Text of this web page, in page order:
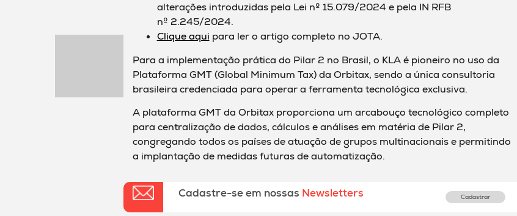
alterações introduzidas pela Lei nº 15.079/2024 e pela IN RFB
nº 2.245/2024.
Clique aqui para ler o artigo completo no JOTA.
Para a implementação prática do Pilar 2 no Brasil, o KLA é pioneiro no uso da
Plataforma GMT (Global Minimum Tax) da Orbitax, sendo a única consultoria
brasileira credenciada para operar a ferramenta tecnológica exclusiva.
A plataforma GMT da Orbitax proporciona um arcabouço tecnológico completo
para centralização de dados, cálculos e análises em matéria de Pilar 2,
congregando todos os países de atuação de grupos multinacionais e permitindo
a implantação de medidas futuras de automatização.
Cadastre-se em nossas Newsletters Cadastrar